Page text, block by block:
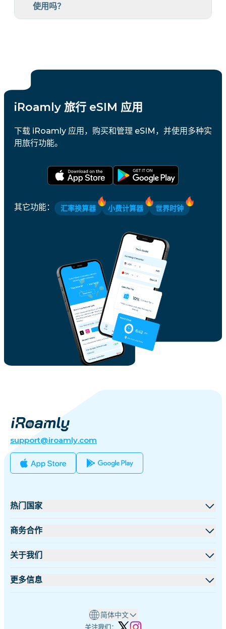
使用吗？
iRoamly 旅行 eSIM 应用
下载 iRoamly 应用，购买和管理 eSIM，并使用多种实
用旅行功能。
其它功能： 汇率换算器 小费计算器 世界时钟
support@iroamly.com
热门国家
美国
法国
商务合作
批发平台
关于我们
关于 iRoamly
更多信息
简体中文
关注我们：